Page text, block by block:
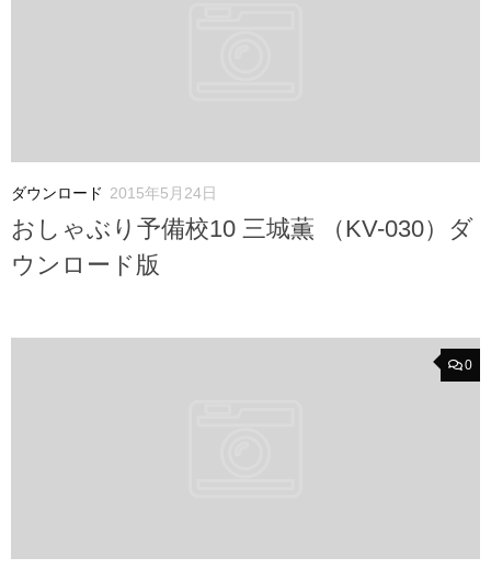
ダウンロード 2015年5月24日
おしゃぶり予備校10 三城薫 （KV-030）ダ
ウンロード版
0